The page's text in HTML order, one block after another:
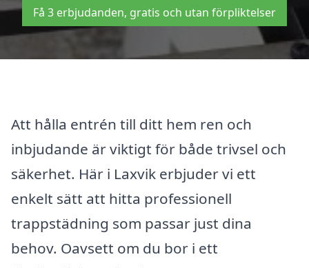
Få 3 erbjudanden, gratis och utan förpliktelser
Att hålla entrén till ditt hem ren och
inbjudande är viktigt för både trivsel och
säkerhet. Här i Laxvik erbjuder vi ett
enkelt sätt att hitta professionell
trappstädning som passar just dina
behov. Oavsett om du bor i ett